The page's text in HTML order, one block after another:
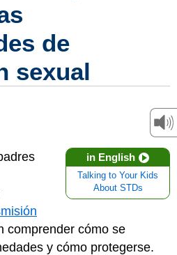
de
sexual
in English
Talking to Your Kids
About STDs
comprender cómo se
y cómo protegerse.